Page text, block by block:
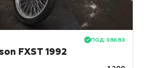
под заказ
FXST 1992